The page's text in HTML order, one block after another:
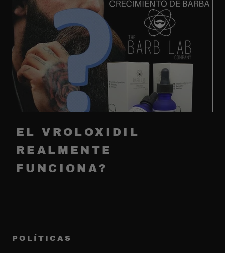
EL VROLOXIDIL
REALMENTE
FUNCIONA?
POLÍTICAS